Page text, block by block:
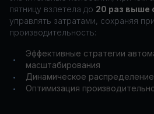
пятницу взлетела до 20 раз выше
управлять затратами, сохраняя
производительность:
•
Эффективные стратегии
масштабирования
• Динамическое
• Оптимизация